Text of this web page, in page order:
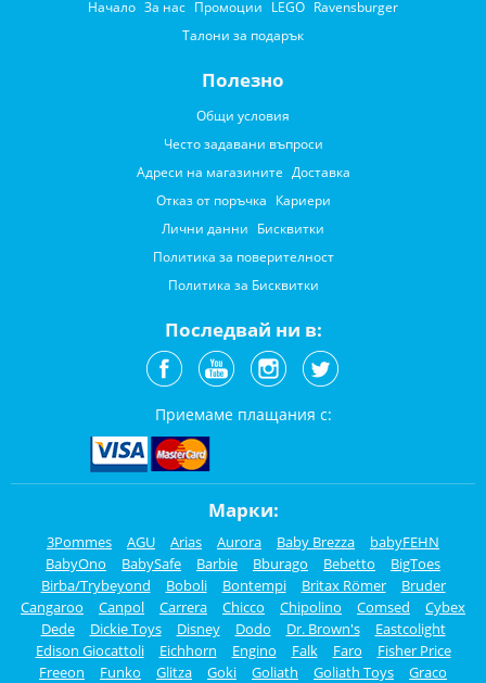
Начало За нас Промоции LEGO Ravensburger
Талони за подарък
Полезно
Общи условия
Често задавани въпроси
Адреси на магазините Доставка
Отказ от поръчка Кариери
Лични данни Бисквитки
Политика за поверителност
Политика за Бисквитки
Последвай ни в:
Приемаме плащания с:
Марки:
3Pommes AGU Arias Aurora Baby Brezza
babyFEHN
BabyOno
BabySafe Barbie Bburago Bebetto
BigToes
Birba/Trybeyond
Boboli Bontempi Britax Römer
Bruder
Cangaroo
Canpol Carrera Chicco Chipolino Comsed
Cybex
Dede
Dickie Toys Disney Dodo Dr. Brown's
Eastcolight
Edison Giocattoli
Eichhorn Engino Falk Faro
Fisher Price
Freeon
Funko Glitza Goki Goliath Goliath Toys
Graco